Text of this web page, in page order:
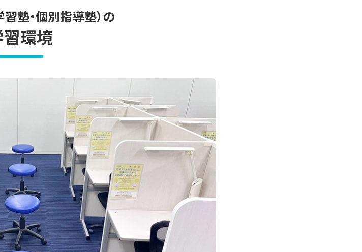
塾・個別指導塾）の
環境
な小さなことでもお気軽にお声かけください。